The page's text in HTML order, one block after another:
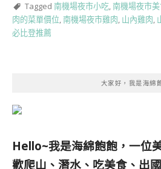
Tagged 南機場夜市小吃,南機場夜市
肉的菜單價位,南機場夜市雞肉, 山內雞肉,
必比登推薦
大家好，我是海綿
Hello~我是海綿飽飽，一位
歡爬山、潛水、吃美食、出